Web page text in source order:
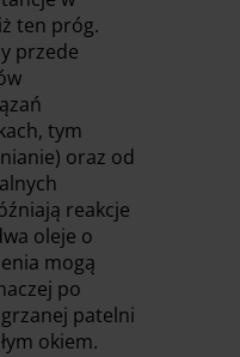
ten próg.
przede
tym
oraz od
reakcje
oleje o
mogą
po
patelni
okiem.